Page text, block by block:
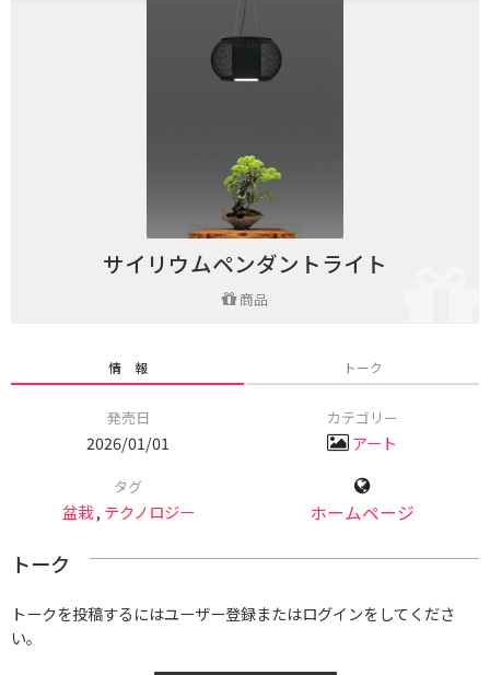
サイリウムペンダントライト
商品
情 報 トーク
発売日
2026/01/01
カテゴリー
アート
タグ
盆栽, テクノロジー ホームページ
トーク
トークを投稿するにはユーザー登録またはログインをしてくださ
い。